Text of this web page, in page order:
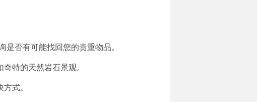
否有可能找回您的贵重物品。
特的天然岩石景观。
式。